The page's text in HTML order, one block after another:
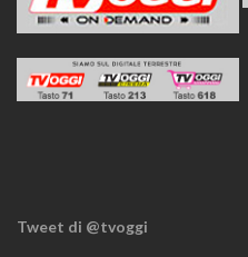
Tweet di @tvoggi